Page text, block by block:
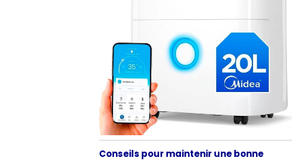
Conseils pour maintenir une bonne